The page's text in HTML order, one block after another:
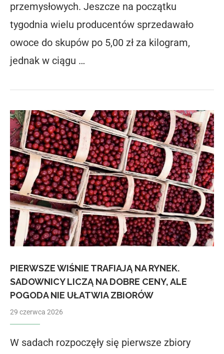
przemysłowych. Jeszcze na początku
tygodnia wielu producentów sprzedawało
owoce do skupów po 5,00 zł za kilogram,
jednak w ciągu …
PIERWSZE WIŚNIE TRAFIAJĄ NA RYNEK.
SADOWNICY LICZĄ NA DOBRE CENY, ALE
POGODA NIE UŁATWIA ZBIORÓW
29 czerwca 2026
W sadach rozpoczęły się pierwsze zbiory